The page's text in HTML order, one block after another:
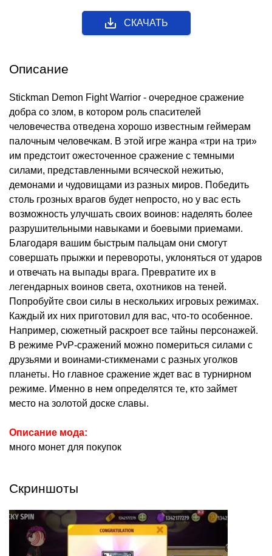
СКАЧАТЬ
Описание
Stickman Demon Fight Warrior - очередное сражение
добра со злом, в котором роль спасителей
человечества отведена хорошо известным геймерам
палочным человечкам. В этой игре жанра «три на три»
им предстоит ожесточенное сражение с темными
силами, представленными всяческой нежитью,
демонами и чудовищами из разных миров. Победить
столь грозных врагов будет непросто, но у вас есть
возможность улучшать своих воинов: наделять более
разрушительными навыками и боевыми приемами.
Благодаря вашим быстрым пальцам они смогут
совершать прыжки и перевороты, уклоняться от ударов
и отвечать на выпады врага. Превратите их в
легендарных воинов света, охотников на теней.
Попробуйте свои силы в нескольких игровых режимах.
Каждый их них приготовил для вас, что-то особенное.
Например, сюжетный раскроет все тайны персонажей.
В режиме PvP-сражений можно помериться силами с
друзьями и воинами-стикменами с разных уголков
планеты. Но главное сражение ждет вас в турнирном
режиме. Именно в нем определятся те, кто займет
место на золотой доске славы.
Описание мода:
много монет для покупок
Скриншоты